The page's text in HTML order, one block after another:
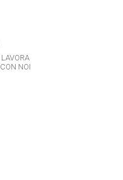
LAVORA
CON NOI